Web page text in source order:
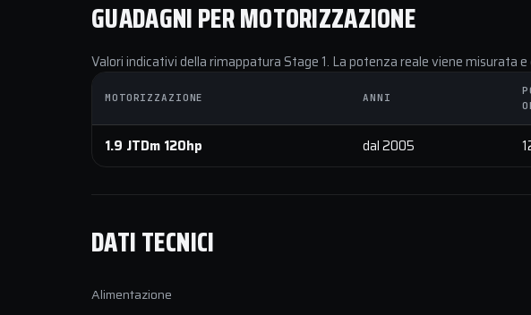
GUADAGNI PER MOTORIZZAZIONE
Valori indicativi della rimappatura Stage 1. La potenza reale viene misurata
MOTORIZZAZIONE ANNI
1.9 JTDm 120hp dal 2005
DATI TECNICI
Alimentazione